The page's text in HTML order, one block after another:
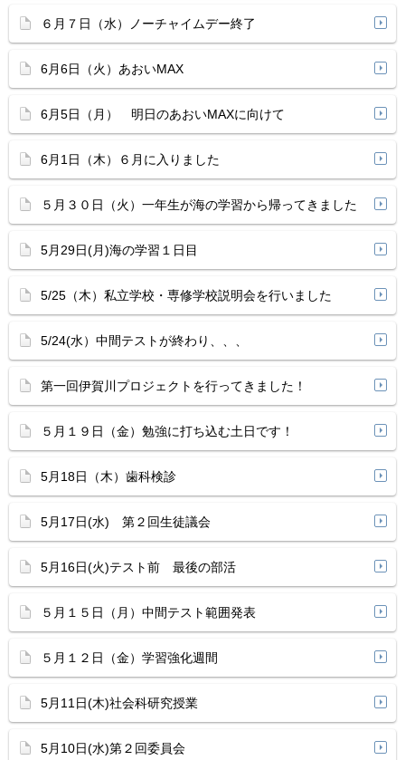
６月７日（水）ノーチャイムデー終了
6月6日（火）あおいMAX
6月5日（月） 明日のあおいMAXに向けて
6月1日（木）６月に入りました
５月３０日（火）一年生が海の学習から帰ってきました
5月29日(月)海の学習１日目
5/25（木）私立学校・専修学校説明会を行いました
5/24(水）中間テストが終わり、、、
第一回伊賀川プロジェクトを行ってきました！
５月１９日（金）勉強に打ち込む土日です！
5月18日（木）歯科検診
5月17日(水) 第２回生徒議会
5月16日(火)テスト前 最後の部活
５月１５日（月）中間テスト範囲発表
５月１２日（金）学習強化週間
5月11日(木)社会科研究授業
5月10日(水)第２回委員会